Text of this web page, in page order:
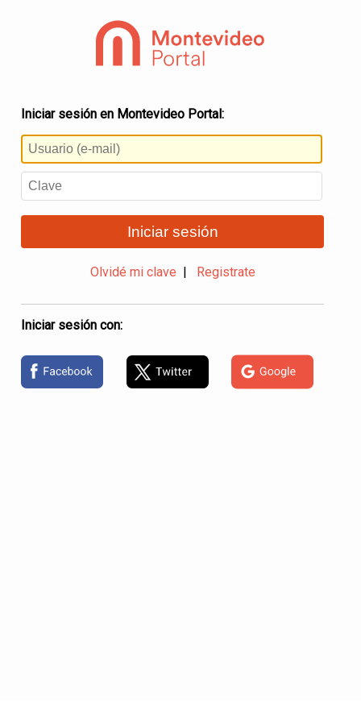
Iniciar sesión en Montevideo Portal:
Iniciar sesión
Olvidé mi clave Registrate
Iniciar sesión con: